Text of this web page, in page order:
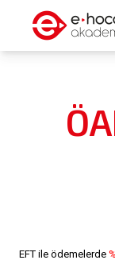
EFT ile ödemelerde